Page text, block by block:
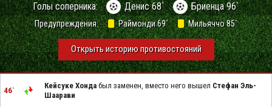
Голы соперника: Денис 68` Бриенца 96`
Предупреждения: Раймонди 69` Мильяччо 85`
Открыть историю противостояний
46`
Кейсуке Хонда был заменен, вместо него вышел Стефан Эль-
Шаарави